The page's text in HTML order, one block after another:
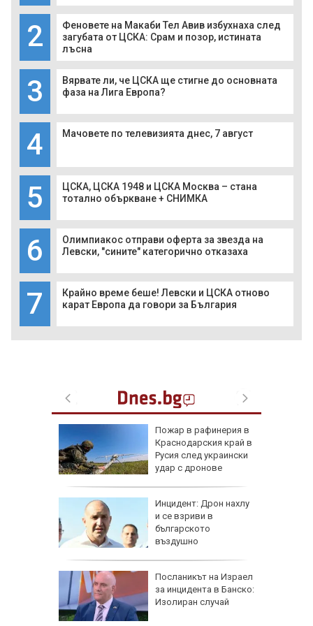
2
Феновете на Макаби Тел Авив избухнаха след
загубата от ЦСКА: Срам и позор, истината
лъсна
3
Вярвате ли, че ЦСКА ще стигне до основната
фаза на Лига Европа?
4 Мачовете по телевизията днес, 7 август
5
ЦСКА, ЦСКА 1948 и ЦСКА Москва – стана
тотално объркване + СНИМКА
6
Олимпиакос отправи оферта за звезда на
Левски, "сините" категорично отказаха
7
Крайно време беше! Левски и ЦСКА отново
карат Европа да говори за България
Пожар в рафинерия в
Краснодарския край в
Русия след украински
удар с дронове
Инцидент: Дрон нахлу
и се взриви в
българското
въздушно
Посланикът на Израел
за инцидента в Банско:
Изолиран случай